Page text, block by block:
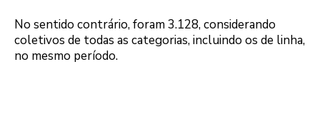
No sentido contrário, foram 3.128, considerando
coletivos de todas as categorias, incluindo os de linha,
no mesmo período.